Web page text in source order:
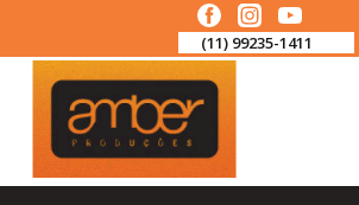
(11) 99235-1411